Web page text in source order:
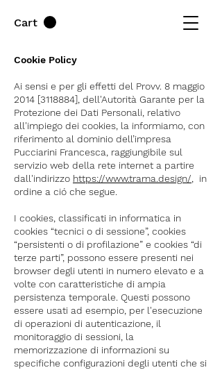
Cart
Cookie Policy
Ai sensi e per gli effetti del Provv. 8 maggio
2014 [3118884], dell'Autorità Garante per la
Protezione dei Dati Personali, relativo
all'impiego dei cookies, la informiamo, con
riferimento al dominio dell’impresa
Pucciarini Francesca, raggiungibile sul
servizio web della rete internet a partire
dall'indirizzo https://www.trama.design/, in
ordine a ció che segue.
I cookies, classificati in informatica in
cookies “tecnici o di sessione”, cookies
“persistenti o di profilazione” e cookies “di
terze parti”, possono essere presenti nei
browser degli utenti in numero elevato e a
volte con caratteristiche di ampia
persistenza temporale. Questi possono
essere usati ad esempio, per l'esecuzione
di operazioni di autenticazione, il
monitoraggio di sessioni, la
memorizzazione di informazioni su
specifiche configurazioni degli utenti che si